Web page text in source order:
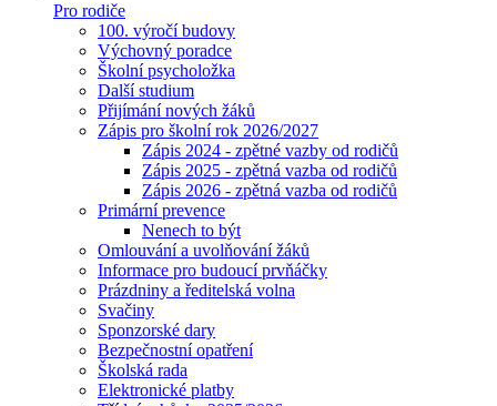
Pro rodiče
100. výročí budovy
Výchovný poradce
Školní psycholožka
Další studium
Přijímání nových žáků
Zápis pro školní rok 2026/2027
Zápis 2024 - zpětné vazby od rodičů
Zápis 2025 - zpětná vazba od rodičů
Zápis 2026 - zpětná vazba od rodičů
Primární prevence
Nenech to být
Omlouvání a uvolňování žáků
Informace pro budoucí prvňáčky
Prázdniny a ředitelská volna
Svačiny
Sponzorské dary
Bezpečnostní opatření
Školská rada
Elektronické platby